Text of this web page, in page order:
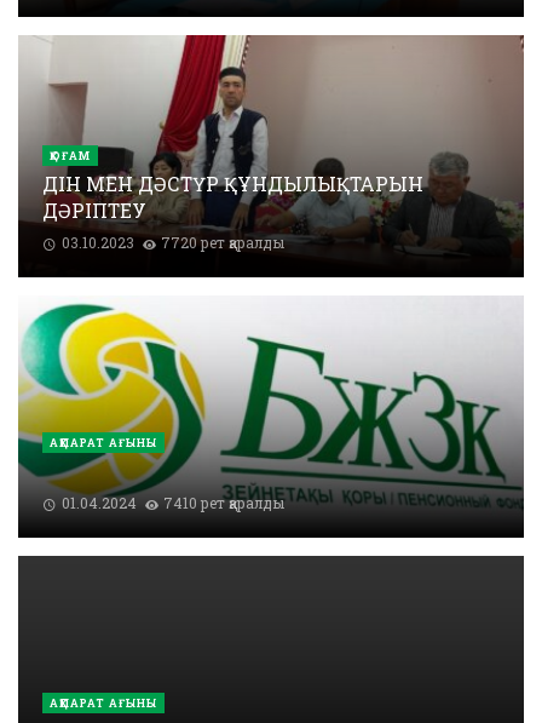
ҚОҒАМ
ДІН МЕН ДӘСТҮР ҚҰНДЫЛЫҚТАРЫН
ДӘРІПТЕУ
03.10.2023 7720 рет қаралды
АҚПАРАТ АҒЫНЫ
01.04.2024 7410 рет қаралды
АҚПАРАТ АҒЫНЫ